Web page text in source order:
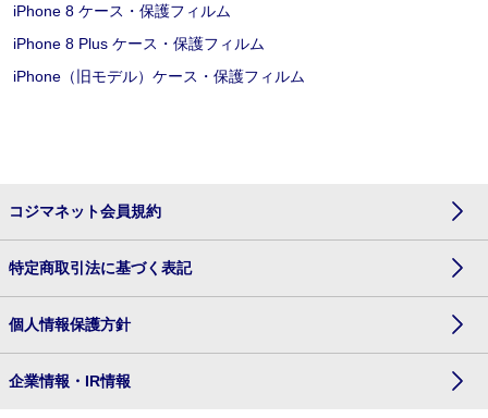
iPhone 8 ケース・保護フィルム
iPhone 8 Plus ケース・保護フィルム
iPhone（旧モデル）ケース・保護フィルム
コジマネット会員規約
特定商取引法に基づく表記
個人情報保護方針
企業情報・IR情報